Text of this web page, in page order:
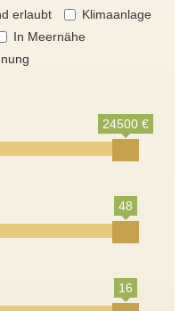
erlaubt
Klimaanlage
In Meernähe
24500 €
48
16